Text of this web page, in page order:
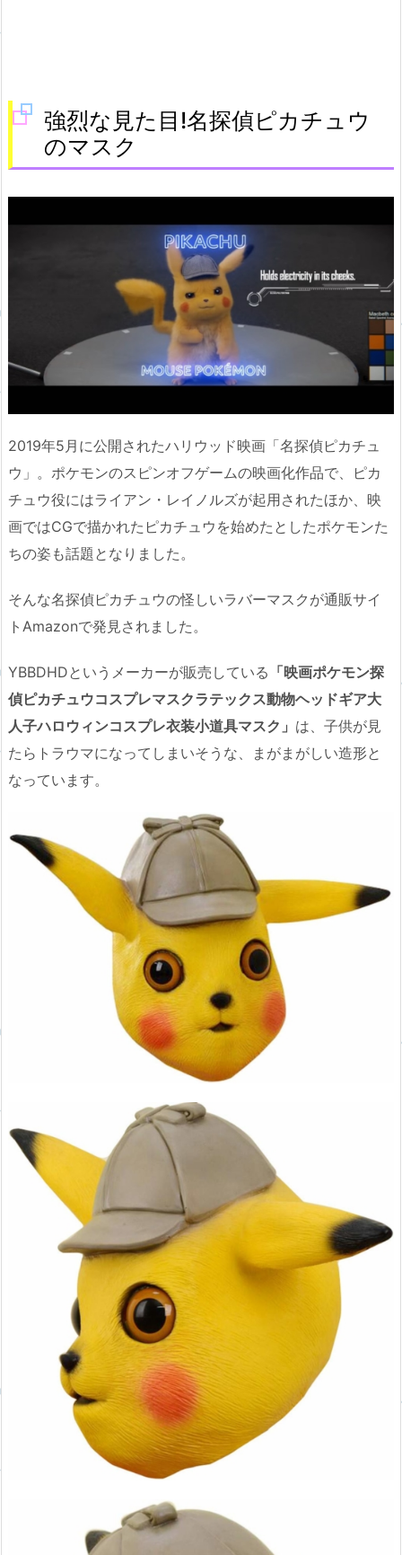
強烈な見た目!名探偵ピカチュウ
のマスク
2019年5月に公開されたハリウッド映画「名探偵ピカチュ
ウ」。ポケモンのスピンオフゲームの映画化作品で、ピカ
チュウ役にはライアン・レイノルズが起用されたほか、映
画ではCGで描かれたピカチュウを始めたとしたポケモンた
ちの姿も話題となりました。
そんな名探偵ピカチュウの怪しいラバーマスクが通販サイ
トAmazonで発見されました。
YBBDHDというメーカーが販売している 「映画ポケモン探
偵ピカチュウコスプレマスクラテックス動物ヘッドギア大
人子ハロウィンコスプレ衣装小道具マスク」 は、子供が見
たらトラウマになってしまいそうな、まがまがしい造形と
なっています。